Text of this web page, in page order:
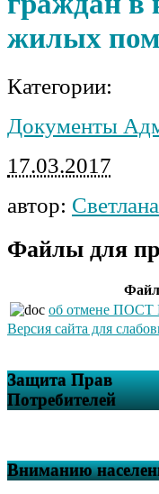
жилых
Категории:
Документы
17.03.2017
автор:
Файлы для
Файл
об отмене ПОСТ
Версия сайта для
Защита Прав
Потребителей
Вниманию